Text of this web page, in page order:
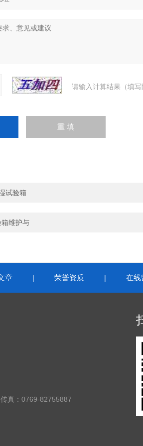
请输入计算结果（填
试验箱
维护与
章 | 荣誉资质 | 在线
真：0769-82755887